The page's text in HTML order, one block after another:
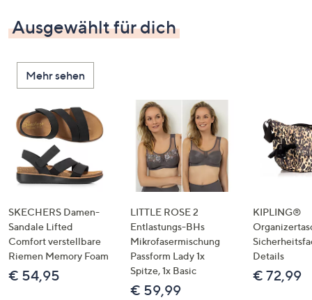
oben
und
nach
unten
oder
wischen
Sie
Touch-
Geräten
links
bzw.
rechts,
um
diese
Ausgewählt für dich
Mehr sehen
SKECHERS Damen-
Sandale Lifted
Comfort verstellbare
Riemen Memory Foam
€ 54,95
LITTLE ROSE 2
Entlastungs-BHs
Mikrofasermischung
Passform Lady 1x
Spitze, 1x Basic
€ 59,99
KIPLING®
Details
€ 72,99